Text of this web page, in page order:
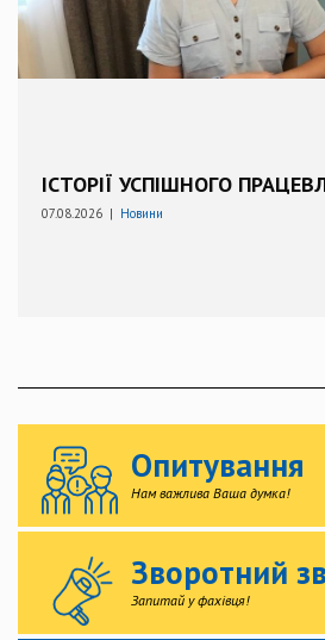
ІСТОРІЇ УСПІШНОГО
07.08.2026 | Новини
Опитування
Нам важлива Ваша думка!
Зворотний
Запитай у фахівця!